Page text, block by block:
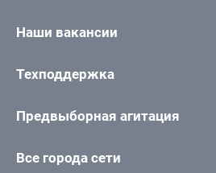
Наши вакансии
Техподдержка
Предвыборная агитация
Все города сети